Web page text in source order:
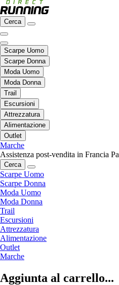
Cerca
Scarpe Uomo
Scarpe Donna
Moda Uomo
Moda Donna
Trail
Escursioni
Attrezzatura
Alimentazione
Outlet
Marche
Assistenza post-vendita in Francia
Cerca
Scarpe Uomo
Scarpe Donna
Moda Uomo
Moda Donna
Trail
Escursioni
Attrezzatura
Alimentazione
Outlet
Marche
Aggiunta al carrello...